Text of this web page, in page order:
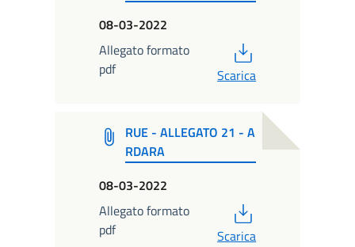
08-03-2022
Allegato formato
pdf
Scarica
RUE - ALLEGATO 21 - A
RDARA
08-03-2022
Allegato formato
pdf
Scarica